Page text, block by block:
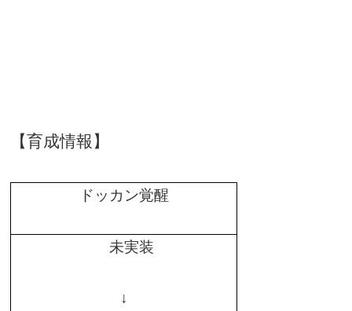
【育成情報】
ドッカン覚醒
未実装
↓